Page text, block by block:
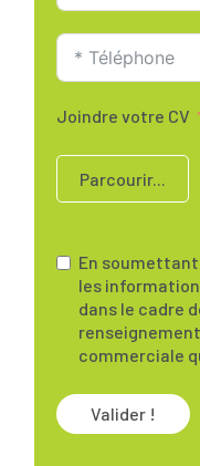
Joindre votre CV
Parcourir...
En
les
dans le cadre
commerciale
Valider !